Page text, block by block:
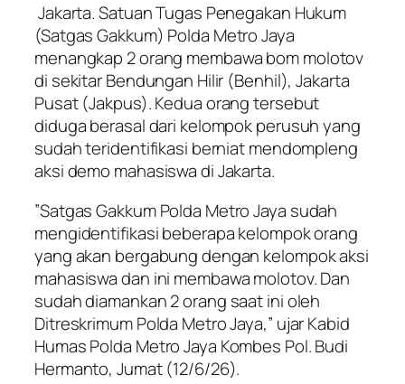
Jakarta. Satuan Tugas Penegakan Hukum
(Satgas Gakkum) Polda Metro Jaya
menangkap 2 orang membawa bom molotov
di sekitar Bendungan Hilir (Benhil), Jakarta
Pusat (Jakpus). Kedua orang tersebut
diduga berasal dari kelompok perusuh yang
sudah teridentifikasi berniat mendompleng
aksi demo mahasiswa di Jakarta.
”Satgas Gakkum Polda Metro Jaya sudah
mengidentifikasi beberapa kelompok orang
yang akan bergabung dengan kelompok aksi
mahasiswa dan ini membawa molotov. Dan
sudah diamankan 2 orang saat ini oleh
Ditreskrimum Polda Metro Jaya,” ujar Kabid
Humas Polda Metro Jaya Kombes Pol. Budi
Hermanto, Jumat (12/6/26).